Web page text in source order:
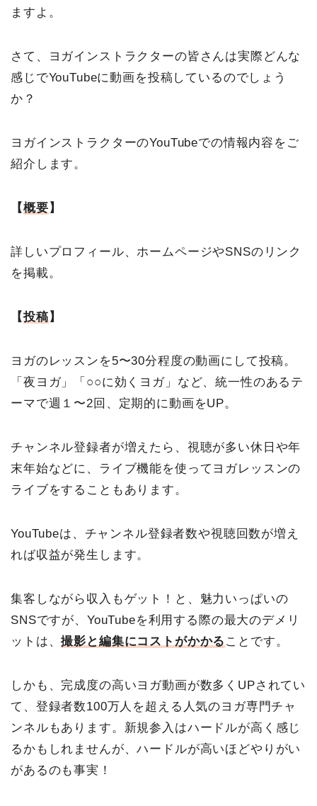
ますよ。
さて、ヨガインストラクターの皆さんは実際どんな
感じでYouTubeに動画を投稿しているのでしょう
か？
ヨガインストラクターのYouTubeでの情報内容をご
紹介します。
【概要 】
詳しいプロフィール、ホームページやSNSのリンク
を掲載。
【投稿 】
ヨガのレッスンを5〜30分程度の動画にして投稿。
「夜ヨガ」「○○に効くヨガ」など、統一性のあるテ
ーマで週１〜2回、定期的に動画をUP。
チャンネル登録者が増えたら、視聴が多い休日や年
末年始などに、ライブ機能を使ってヨガレッスンの
ライブをすることもあります。
YouTubeは、チャンネル登録者数や視聴回数が増え
れば収益が発生します。
集客しながら収入もゲット！と、魅力いっぱいの
SNSですが、YouTubeを利用する際の最大のデメリ
ットは、撮影と編集にコストがかかる ことです。
しかも、完成度の高いヨガ動画が数多くUPされてい
て、登録者数100万人を超える人気のヨガ専門チャ
ンネルもあります。新規参入はハードルが高く感じ
るかもしれませんが、ハードルが高いほどやりがい
があるのも事実！